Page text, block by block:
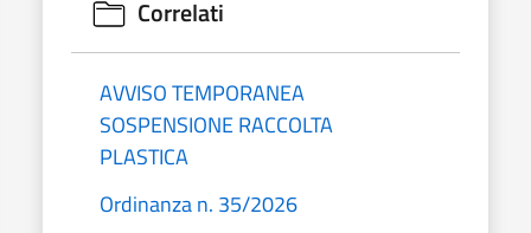
Correlati
AVVISO TEMPORANEA
SOSPENSIONE RACCOLTA
PLASTICA
Ordinanza n. 35/2026